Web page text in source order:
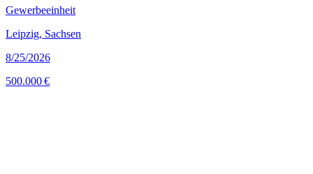
Gewerbeeinheit
Leipzig, Sachsen
8/25/2026
500.000 €